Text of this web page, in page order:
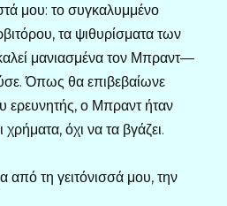
μου: το συγκαλυμμένο
τα ψιθυρίσματα των
μανιασμένα τον Μπραντ—
Όπως θα επιβεβαίωνε
ερευνητής, ο Μπραντ ήταν
όχι να τα βγάζει.
τη γειτόνισσά μου, την